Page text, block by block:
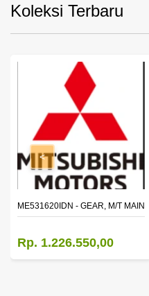
Koleksi Terbaru
2ND SPEED (M035S5)
ME531620IDN - GEAR, M/T MAIN
Rp. 1.226.550,00
<